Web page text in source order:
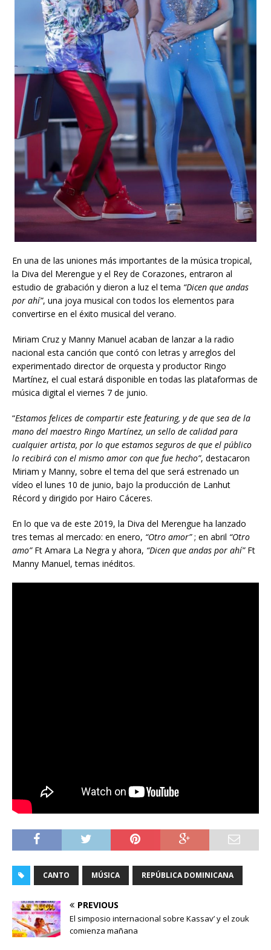
En una de las uniones más importantes de la música tropical,
la Diva del Merengue y el Rey de Corazones, entraron al
estudio de grabación y dieron a luz el tema “Dicen que andas
por ahí”, una joya musical con todos los elementos para
convertirse en el éxito musical del verano.
Miriam Cruz y Manny Manuel acaban de lanzar a la radio
nacional esta canción que contó con letras y arreglos del
experimentado director de orquesta y productor Ringo
Martínez, el cual estará disponible en todas las plataformas de
música digital el viernes 7 de junio.
“Estamos felices de compartir este featuring, y de que sea de la
mano del maestro Ringo Martínez, un sello de calidadpara
cualquier artista, por lo que estamos seguros de que el público
lo recibirá con el mismo amor con que fue hecho”, destacaron
Miriam y Manny, sobre el tema del que será estrenado un
vídeo el lunes 10 de junio, bajo la producción de Lanhut
Récord y dirigido por Hairo Cáceres.
En lo que va de este 2019, la Diva del Merengue ha lanzado
tres temas al mercado: en enero, “Otro amor”; en abril “Otro
amo”Ft Amara La Negra y ahora, “Dicen que andas por ahí”Ft
Manny Manuel, temas inéditos.
CANTO MÚSICA REPÚBLICA DOMINICANA
PREVIOUS
El simposio internacional sobre Kassav’ y el zouk
comienza mañana